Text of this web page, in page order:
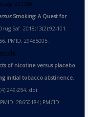
pr201780
Smoking: A Quest for
Saf. 2018;13(2):92-101.
PMID: 29485005.
of nicotine versus placebo
initial tobacco abstinence.
254. doi:
28650184; PMCID: